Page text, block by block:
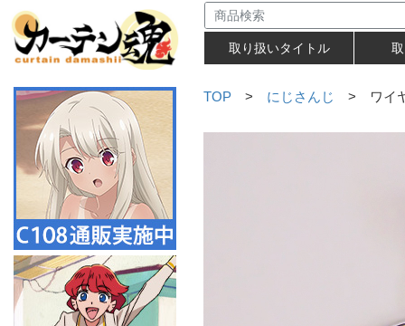
取り扱いタイトル
TOP > にじさんじ > ワイヤ